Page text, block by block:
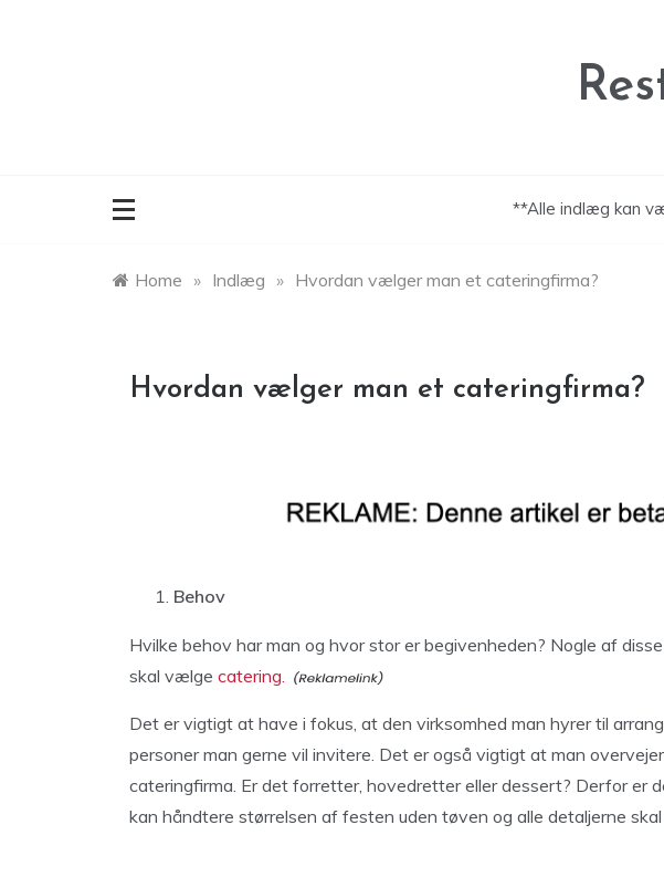
**Alle indlæg kan
Home » Indlæg » Hvordan vælger man et cateringfirma?
Hvordan vælger man et cateringfirma?
Behov
Hvilke behov har man og hvor stor er begivenheden? Nogle af
skal vælge catering.
Det er vigtigt at have i fokus, at den virksomhed man hyrer til
personer man gerne vil invitere. Det er også vigtigt at man
cateringfirma. Er det forretter, hovedretter eller dessert? Derfor er
kan håndtere størrelsen af festen uden tøven og alle detaljerne